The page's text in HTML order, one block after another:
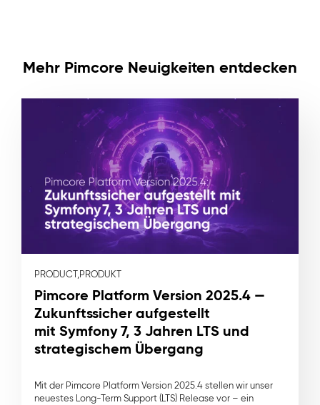
Mehr Pimcore Neuigkeiten entdecken
PRODUCT,PRODUKT
Pimcore Platform Version 2025.4 —
Zukunftssicher aufgestellt
mit Symfony 7, 3 Jahren LTS und
strategischem Übergang
Mit der Pimcore Platform Version 2025.4 stellen wir unser
neuestes Long-Term Support (LTS) Release vor – ein